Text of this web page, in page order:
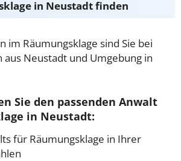
in Neustadt finden
im Räumungsklage sind Sie bei
Neustadt und Umgebung in
Sie den passenden Anwalt
in Neustadt:
für Räumungsklage in Ihrer